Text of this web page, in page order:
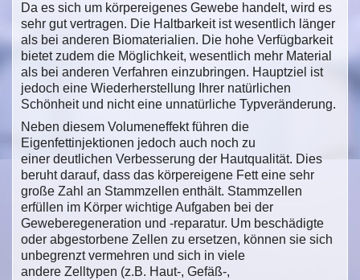
Da es sich um körpereigenes Gewebe handelt, wird es
sehr gut vertragen. Die Haltbarkeit ist wesentlich länger
als bei anderen Biomaterialien. Die hohe Verfügbarkeit
bietet zudem die Möglichkeit, wesentlich mehr Material
als bei anderen Verfahren einzubringen. Hauptziel ist
jedoch eine Wiederherstellung Ihrer natürlichen
Schönheit und nicht eine unnatürliche Typveränderung.
Neben diesem Volumeneffekt führen die
Eigenfettinjektionen jedoch auch noch zu
einer deutlichen Verbesserung der Hautqualität. Dies
beruht darauf, dass das körpereigene Fett eine sehr
große Zahl an Stammzellen enthält. Stammzellen
erfüllen im Körper wichtige Aufgaben bei der
Geweberegeneration und -reparatur. Um beschädigte
oder abgestorbene Zellen zu ersetzen, können sie sich
unbegrenzt vermehren und sich in viele
andere Zelltypen (z.B. Haut-, Gefäß-,